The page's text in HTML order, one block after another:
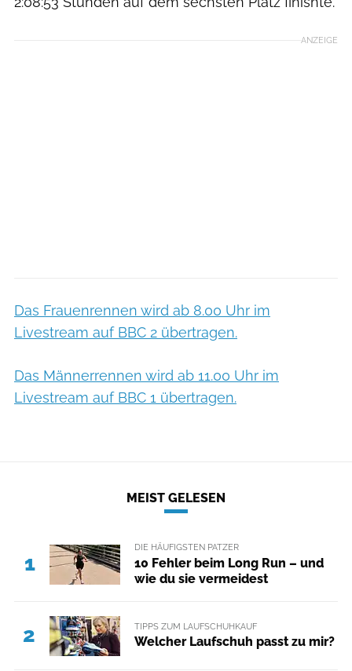
ANZEIGE
Das Frauenrennen wird ab 8.00 Uhr im
Livestream auf BBC 2 übertragen.
Das Männerrennen wird ab 11.00 Uhr im
Livestream auf BBC 1 übertragen.
MEIST GELESEN
1
DIE HÄUFIGSTEN PATZER
10 Fehler beim Long Run – und
wie du sie vermeidest
2 TIPPS ZUM LAUFSCHUHKAUF
Welcher Laufschuh passt zu mir?